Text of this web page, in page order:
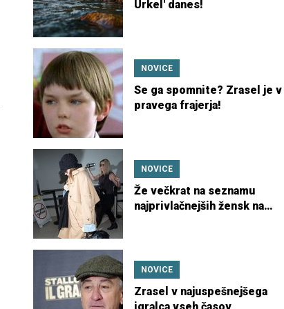
Urkel' danes!
NOVICE
Se ga spomnite? Zrasel je v
pravega frajerja!
NOVICE
Že večkrat na seznamu
najprivlačnejših žensk na
NOVICE
Zrasel v najuspešnejšega